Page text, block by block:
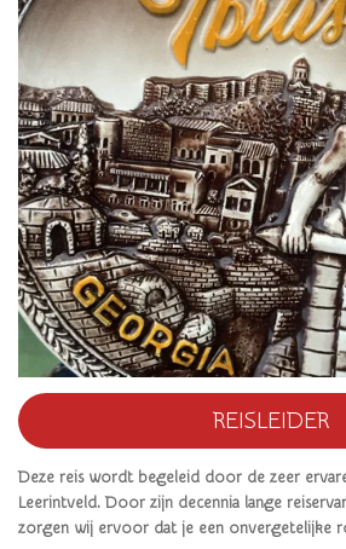
REISLEIDER
Deze reis wordt begeleid door de zeer
Leerintveld. Door zijn decennia lange
zorgen wij ervoor dat je een onvergetelijke